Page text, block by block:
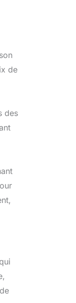
de
des